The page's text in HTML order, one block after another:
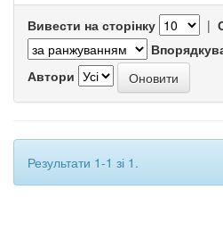
Вивести на сторінку |
Автори
Результати 1-1 зі 1.